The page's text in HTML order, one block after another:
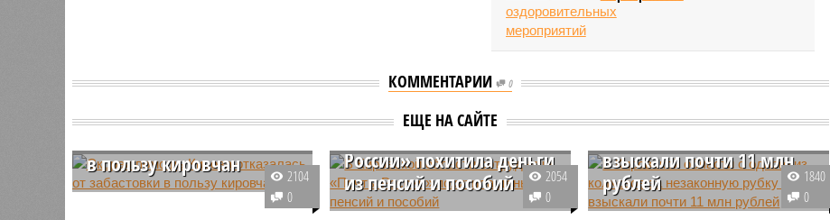
КОММЕНТАРИИ 0
ЕЩЕ НА САЙТЕ
Скорая помощь Кирова
в пользу кировчан
Врачи кировской СМП
2104
0
В Кировской области
сотрудница «Почты
России» похитила деньги
из пенсий и пособий
Начальник одного из отделений
2054
0
В Кировской области с
одного из колхозов за
взыскали почти 11 млн
рублей
В Кировской области с одного из
1840
0